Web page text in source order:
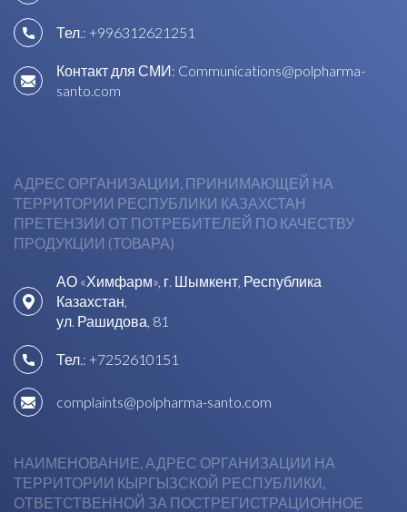
Тел.: +996312621251
Контакт для СМИ: Communications@polpharma-
santo.com
АДРЕС ОРГАНИЗАЦИИ, ПРИНИМАЮЩЕЙ НА
ТЕРРИТОРИИ РЕСПУБЛИКИ КАЗАХСТАН
ПРЕТЕНЗИИ ОТ ПОТРЕБИТЕЛЕЙ ПО КАЧЕСТВУ
ПРОДУКЦИИ (ТОВАРА)
АО «Химфарм», г. Шымкент, Республика
Казахстан,
ул. Рашидова, 81
Тел.: +7252610151
complaints@polpharma-santo.com
НАИМЕНОВАНИЕ, АДРЕС ОРГАНИЗАЦИИ НА
ТЕРРИТОРИИ КЫРГЫЗСКОЙ РЕСПУБЛИКИ,
ОТВЕТСТВЕННОЙ ЗА ПОСТРЕГИСТРАЦИОННОЕ